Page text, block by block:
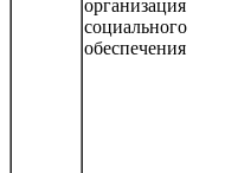
организация
социального
обеспечения